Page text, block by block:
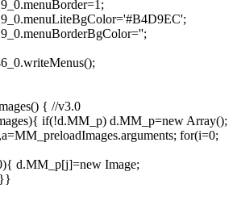
{ //v3.0
if(!d.MM_p) d.MM_p=new Array();
for(i=0;
d.MM_p[j]=new Image;